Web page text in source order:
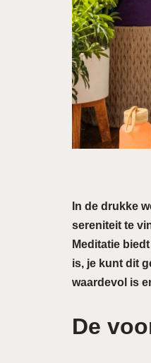
In de drukke
sereniteit te
Meditatie
is, je kunt dit
waardevol is
De